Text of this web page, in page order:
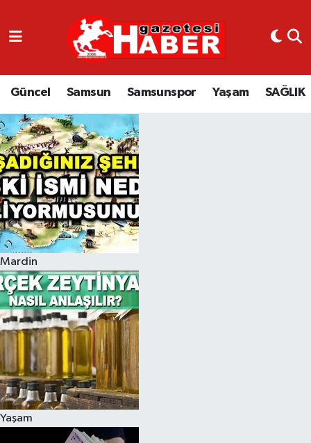
Güncel Samsun Samsunspor Yaşam SAĞLIK
Mardin
Yaşam
GÜNCEL
SAMSUN
SAMSUNSPOR
EKONOMİ
YAŞAM